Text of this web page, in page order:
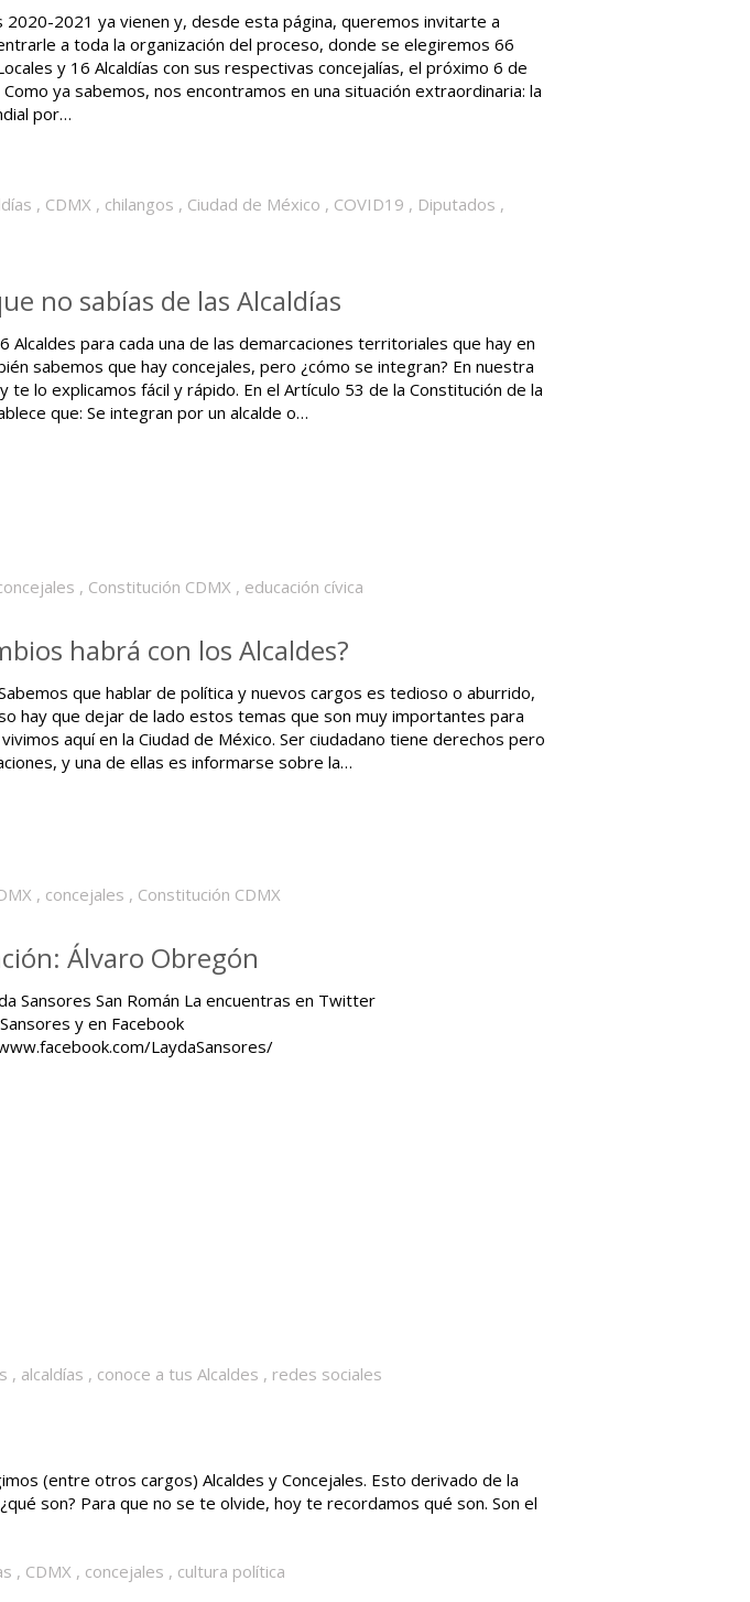
2020-2021 ya vienen y, desde esta página, queremos invitarte a
a toda la organización del proceso, donde se elegiremos 66
y 16 Alcaldías con sus respectivas concejalías, el próximo 6 de
ya sabemos, nos encontramos en una situación extraordinaria: la
por…
, CDMX , chilangos , Ciudad de México , COVID19 , Diputados ,
no sabías de las Alcaldías
Alcaldes para cada una de las demarcaciones territoriales que hay en
sabemos que hay concejales, pero ¿cómo se integran? En nuestra
te lo explicamos fácil y rápido. En el Artículo 53 de la Constitución de la
que: Se integran por un alcalde o…
, Constitución CDMX , educación cívica
habrá con los Alcaldes?
que hablar de política y nuevos cargos es tedioso o aburrido,
hay que dejar de lado estos temas que son muy importantes para
aquí en la Ciudad de México. Ser ciudadano tiene derechos pero
y una de ellas es informarse sobre la…
, concejales , Constitución CDMX
Álvaro Obregón
Sansores San Román La encuentras en Twitter
y en Facebook
LaydaSansores/
, alcaldías , conoce a tus Alcaldes , redes sociales
(entre otros cargos) Alcaldes y Concejales. Esto derivado de la
son? Para que no se te olvide, hoy te recordamos qué son. Son el
, CDMX , concejales , cultura política